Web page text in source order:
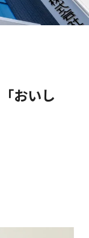
「おいし